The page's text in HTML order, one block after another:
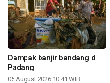
Dampak banjir bandang di
Padang
05 August 2026 10:41 WIB